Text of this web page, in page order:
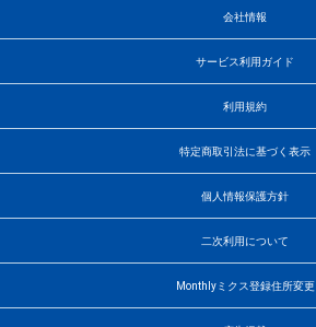
会社情報
サービス利用ガイド
利用規約
特定商取引法に基づく表示
個人情報保護方針
二次利用について
Monthlyミクス登録住所変更